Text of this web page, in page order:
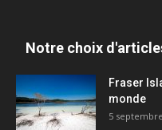
Notre choix
Fraser
monde
5